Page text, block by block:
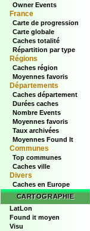
Owner Events
France
Carte de progression
Carte globale
Caches totalité
Répartition par type
Régions
Caches région
Moyennes favoris
Départements
Caches département
Durées caches
Nombre Events
Moyennes favoris
Taux archivées
Moyennes Found It
Communes
Top communes
Caches ville
Divers
Caches en Europe
CARTOGRAPHIE
LatLon
Found it moyen
Visu